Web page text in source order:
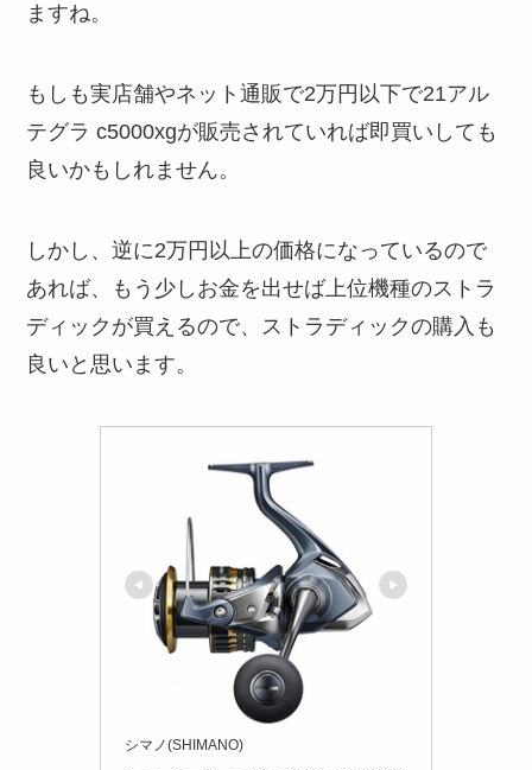
ますね。
もしも実店舗やネット通販で2万円以下で21アル
テグラ c5000xgが販売されていれば即買いしても
良いかもしれません。
しかし、逆に2万円以上の価格になっているので
あれば、もう少しお金を出せば上位機種のストラ
ディックが買えるので、ストラディックの購入も
良いと思います。
シマノ(SHIMANO)